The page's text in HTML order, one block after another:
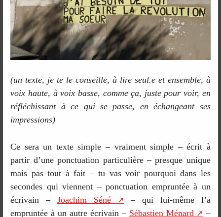
(un texte, je te le conseille, à lire seul.e et ensemble, à
voix haute, à voix basse, comme ça, juste pour voir, en
réfléchissant à ce qui se passe, en échangeant ses
impressions)
Ce sera un texte simple – vraiment simple – écrit à
partir d’une ponctuation particulière – presque unique
mais pas tout à fait – tu vas voir pourquoi dans les
secondes qui viennent – ponctuation empruntée à un
écrivain – Joachim Séné
– qui lui-même l’a
empruntée à un autre écrivain – Sébastien Ménard
–